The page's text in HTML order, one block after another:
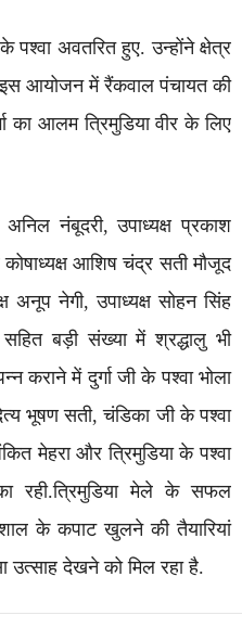
पश्वा अवतरित हुए. उन्होंने क्षेत्र
इस आयोजन में रैंकवाल पंचायत की
का आलम त्रिमुडिया वीर के लिए
नंबूदरी, उपाध्यक्ष प्रकाश
आशिष चंद्र सती मौजूद
नेगी, उपाध्यक्ष सोहन सिंह
बड़ी संख्या में श्रद्धालु भी
कराने में दुर्गा जी के पश्वा भोला
भूषण सती, चंडिका जी के पश्वा
मेहरा और त्रिमुडिया के पश्वा
रही.त्रिमुडिया मेले के सफल
के कपाट खुलने की तैयारियां
उत्साह देखने को मिल रहा है.